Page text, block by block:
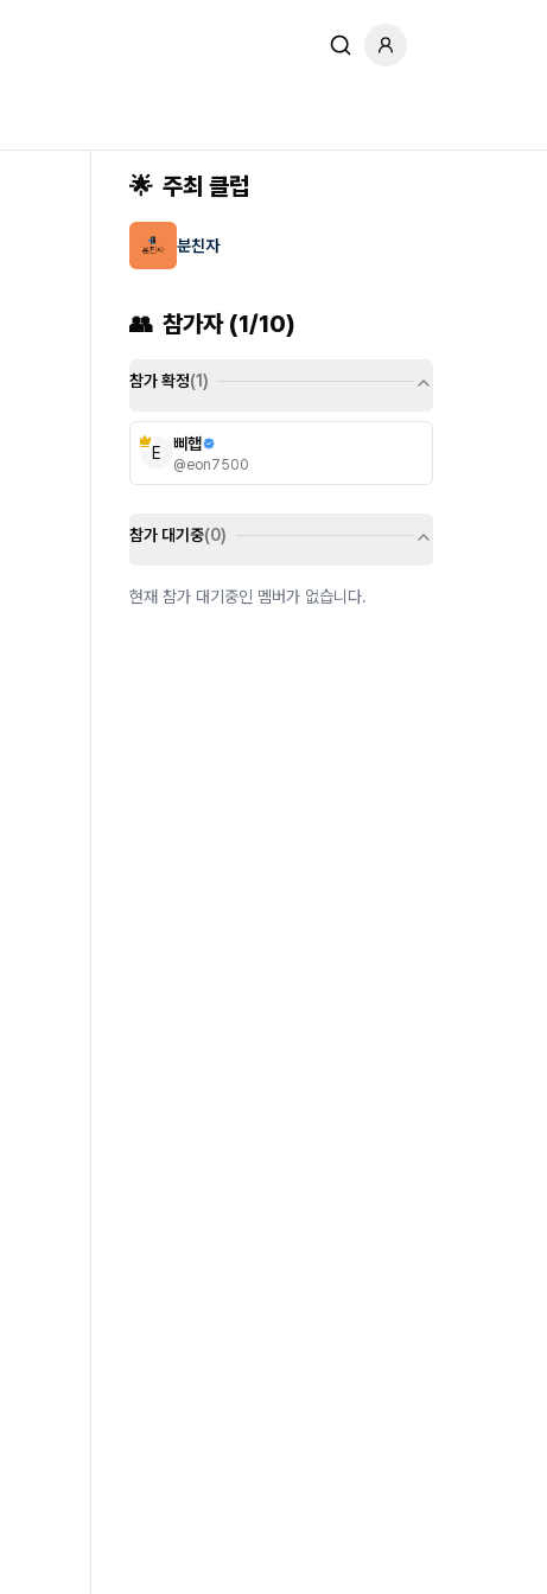
🌟 주최 클럽
분친자
👥 참가자 (1/10)
참가 확정(1)
E 삐햅
@eon7500
참가 대기중(0)
현재 참가 대기중인 멤버가 없습니다.